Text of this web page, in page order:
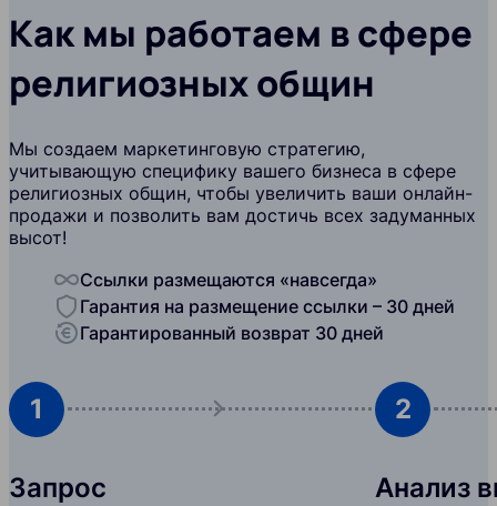
Как мы работаем в сфере
религиозных общин
Мы создаем маркетинговую стратегию,
учитывающую специфику вашего бизнеса в сфере
религиозных общин, чтобы увеличить ваши онлайн-
продажи и позволить вам достичь всех задуманных
высот!
Ссылки размещаются «навсегда»
Гарантия на размещение ссылки – 30 дней
Гарантированный возврат 30 дней
1
Запрос
2
Анализ